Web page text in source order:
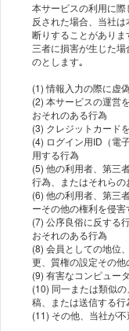
本サービスの利用に
反された場合、当社
断りすることがあり
三者に損害が生じた
のとします｡
(1) 情報入力の際に虚
(2) 本サービスの運営
おそれのある行為
(3) クレジットカード
(4) ログイン用ID（電
用する行為
(5) 他の利用者、第三
行為、またはそれら
(6) 他の利用者、第三
ーその他の権利を侵
(7) 公序良俗に反する
おそれのある行為
(8) 会員としての地位
更、質権の設定その
(9) 有害なコンピュー
(10) 同一または類似
稿、または送信する
(11) その他、当社が